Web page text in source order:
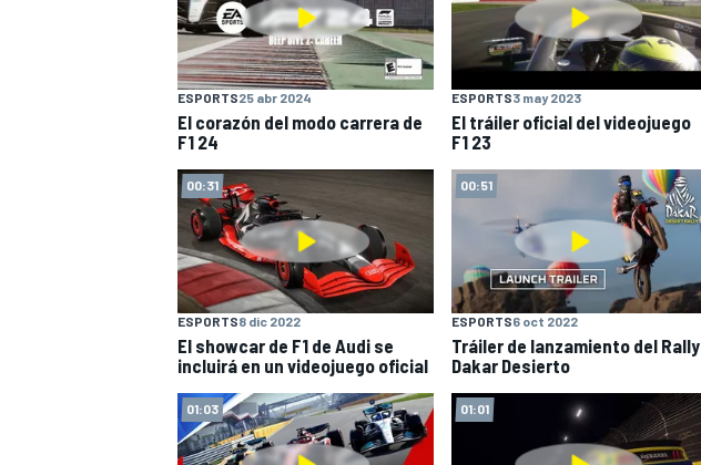
WEC FÓRMULA E
ESPORTS25 abr 2024
El corazón del modo carrera de
F1 24
ESPORTS3 may 2023
El tráiler oficial del videojuego
F1 23
00:31
ESPORTS8 dic 2022
El showcar de F1 de Audi se
incluirá en un videojuego oficial
00:51
ESPORTS6 oct 2022
Tráiler de lanzamiento del Rally
Dakar Desierto
01:03 01:01